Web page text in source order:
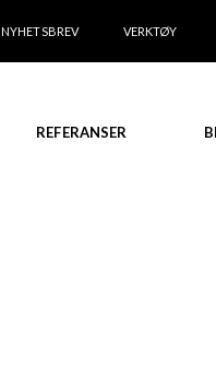
NYHETSBREV VERKTØY
REFERANSER